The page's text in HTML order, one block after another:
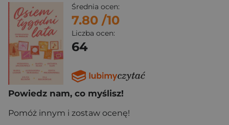
Średnia ocen:
7.80 /10
Liczba ocen:
64
Powiedz nam, co myślisz!
Pomóż innym i zostaw ocenę!